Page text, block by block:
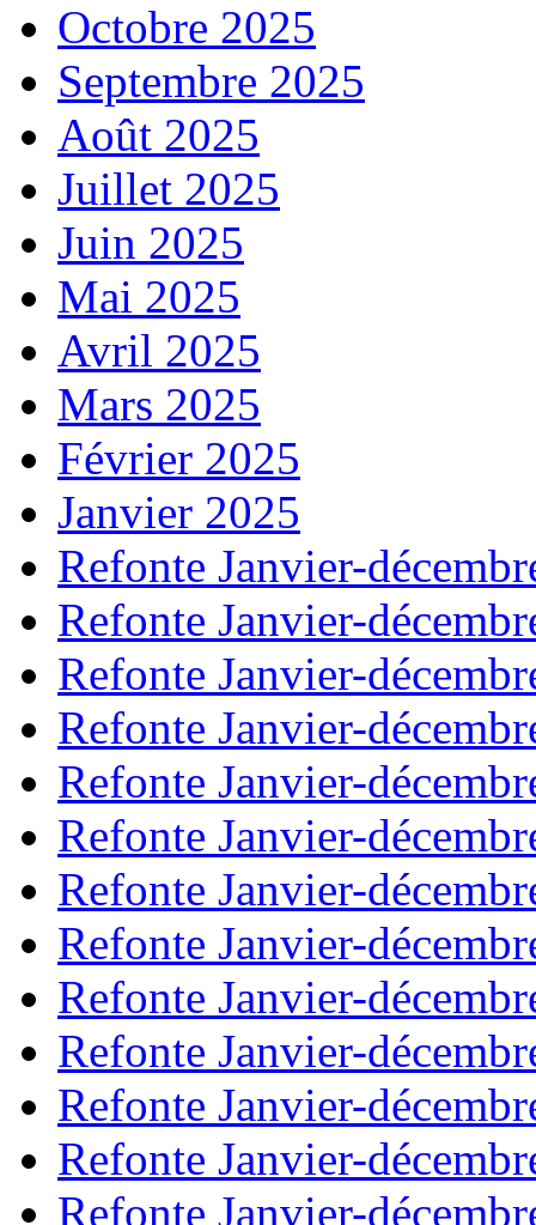
Octobre 2025
Septembre 2025
Août 2025
Juillet 2025
Juin 2025
Mai 2025
Avril 2025
Mars 2025
Février 2025
Janvier 2025
Refonte Janvier-
Refonte Janvier-
Refonte Janvier-
Refonte Janvier-
Refonte Janvier-
Refonte Janvier-
Refonte Janvier-
Refonte Janvier-
Refonte Janvier-
Refonte Janvier-
Refonte Janvier-
Refonte Janvier-
Refonte Janvier-